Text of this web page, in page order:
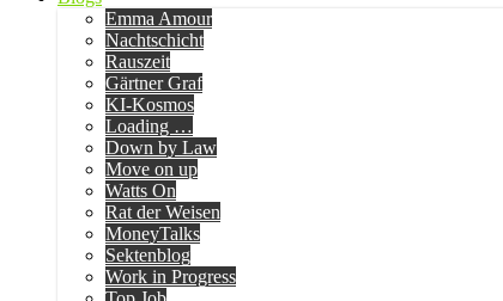
Emma Amour
Nachtschicht
Rauszeit
Gärtner Graf
KI-Kosmos
Loading …
Down by Law
Move on up
Watts On
Rat der Weisen
MoneyTalks
Sektenblog
Work in Progress